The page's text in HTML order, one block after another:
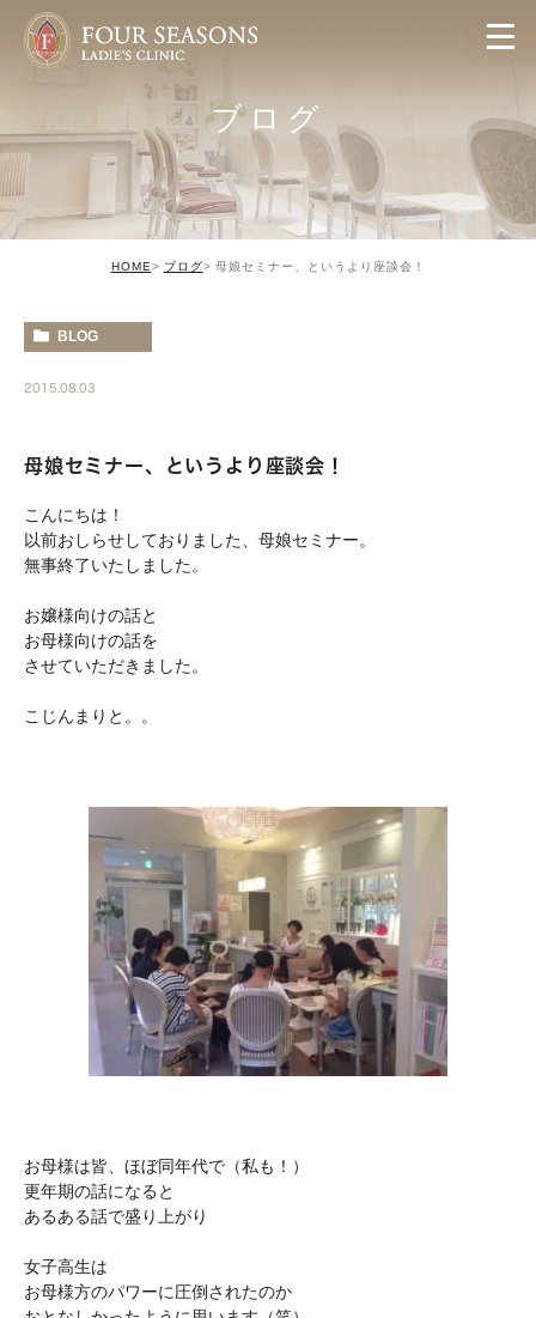
ブログ
HOME ブログ 母娘セミナー、というより座談会！
BLOG
2015.08.03
母娘セミナー、というより座談会！
こんにちは！
以前おしらせしておりました、母娘セミナー。
無事終了いたしました。
お嬢様向けの話と
お母様向けの話を
させていただきました。
こじんまりと。。
お母様は皆、ほぼ同年代で（私も！）
更年期の話になると
あるある話で盛り上がり
女子高生は
お母様方のパワーに圧倒されたのか